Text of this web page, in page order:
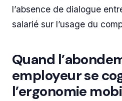
l’absence de dialogue
salarié sur l’usage du
Quand
employeur se
l’ergonomie